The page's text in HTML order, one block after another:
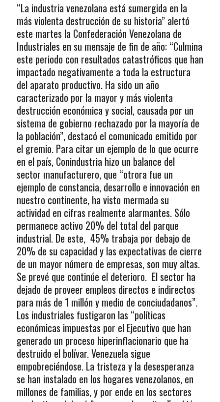
“La industria venezolana está sumergida en la
más violenta destrucción de su historia” alertó
este martes la Confederación Venezolana de
Industriales en su mensaje de fin de año: “Culmina
este periodo con resultados catastróficos que han
impactado negativamente a toda la estructura
del aparato productivo. Ha sido un año
caracterizado por la mayor y más violenta
destrucción económica y social, causada por un
sistema de gobierno rechazado por la mayoría de
la población”, destacó el comunicado emitido por
el gremio. Para citar un ejemplo de lo que ocurre
en el país, Conindustria hizo un balance del
sector manufacturero, que “otrora fue un
ejemplo de constancia, desarrollo e innovación en
nuestro continente, ha visto mermada su
actividad en cifras realmente alarmantes. Sólo
permanece activo 20% del total del parque
industrial. De este, 45% trabaja por debajo de
20% de su capacidad y las expectativas de cierre
de un mayor número de empresas, son muy altas.
Se prevé que continúe el deterioro. El sector ha
dejado de proveer empleos directos e indirectos
para más de 1 millón y medio de conciudadanos”.
Los industriales fustigaron las “políticas
económicas impuestas por el Ejecutivo que han
generado un proceso hiperinflacionario que ha
destruido el bolívar. Venezuela sigue
empobreciéndose. La tristeza y la desesperanza
se han instalado en los hogares venezolanos, en
millones de familias, y por ende en los sectores